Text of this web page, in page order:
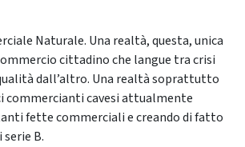
Naturale. Una realtà, questa, unica
cittadino che langue tra crisi
dall’altro. Una realtà soprattutto
commercianti cavesi attualmente
fette commerciali e creando di fatto
B.